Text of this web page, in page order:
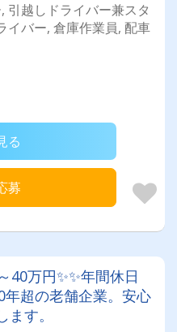
引越しドライバー兼スタ
イバー, 倉庫作業員, 配車
る
募
40万円✨✨年間休日
年超の老舗企業。安心
す。